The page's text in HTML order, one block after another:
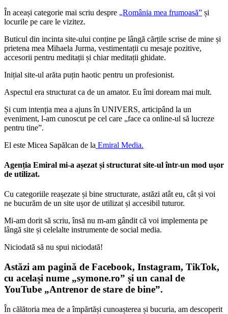
În aceași categorie mai scriu despre „România mea frumoasă” și
locurile pe care le vizitez.
Buticul din incinta site-ului conține pe lângă cărțile scrise de mine și
prietena mea Mihaela Jurma, vestimentații cu mesaje pozitive,
accesorii pentru meditații și chiar meditații ghidate.
Inițial site-ul arăta puțin haotic pentru un profesionist.
Aspectul era structurat ca de un amator. Eu îmi doream mai mult.
Și cum intenția mea a ajuns în UNIVERS, articipând la un
eveniment, l-am cunoscut pe cel care „face ca online-ul să lucreze
pentru tine”.
El este Micea Sapălcan de la Emiral Media.
Agenția Emiral mi-a așezat și structurat site-ul într-un mod ușor
de utilizat.
Cu categoriile reașezate și bine structurate, astăzi atât eu, cât și voi
ne bucurăm de un site ușor de utilizat și accesibil tuturor.
Mi-am dorit să scriu, însă nu m-am gândit că voi implementa pe
lângă site și celelalte instrumente de social media.
Niciodată să nu spui niciodată!
Astăzi am pagină de Facebook, Instagram, TikTok,
cu același nume „symone.ro” și un canal de
YouTube „Antrenor de stare de bine”.
În călătoria mea de a împărtăși cunoașterea și bucuria, am descoperit